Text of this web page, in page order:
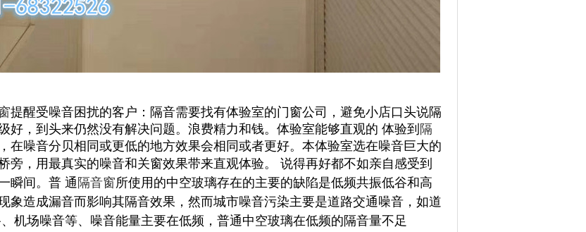
提醒受噪音困扰的客户：隔音需要找有体验室的门窗公司，避免小店口头说隔
好，到头来仍然没有解决问题。浪费精力和钱。体验室能够直观的 体验到 隔
在噪音分贝相同或更低的地方效果会相同或者更好。本体验室选在噪音巨大的
旁，用最真实的噪音和关窗效果带来直观体验。
说得再好都不如亲自感受到
瞬间。 普 通 隔音窗所使用的中空玻璃存在的主要的缺陷是低频共振低谷和高
象造成漏音而影响其隔音效果，然而城市噪音污染主要是道路交通噪音，如道
机场噪音等、噪音能量主要在低频，普通中空玻璃在低频的隔音量不足